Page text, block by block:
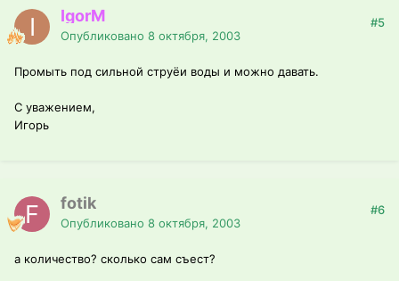
IgorM
Опубликовано 8 октября, 2003
#5
Промыть под сильной струёи воды и можно давать.
С уважением,
Игорь
fotik
Опубликовано 8 октября, 2003
#6
а количество? сколько сам съест?